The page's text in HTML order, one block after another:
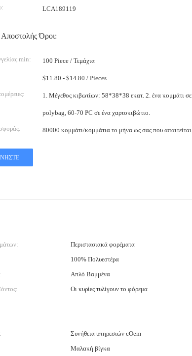
LCA189119
Όροι:
min: 100 Piece / Τεμάχια
$11.80 - $14.80 / Pieces
1. Μέγεθος κιβωτίων: 58*38*38 εκατ. 2. ένα κομμάτι σε ένα
polybag, 60-70 PC σε ένα χαρτοκιβώτιο.
80000 κομμάτι/κομμάτια το μήνα ως σας που απαιτείται
Περιστασιακά φορέματα
100% Πολυεστέρα
Απλό Βαμμένα
Οι κυρίες τυλίγουν το φόρεμα
Συνήθεια υπηρεσιών cOem
Μαλακή βίγκα